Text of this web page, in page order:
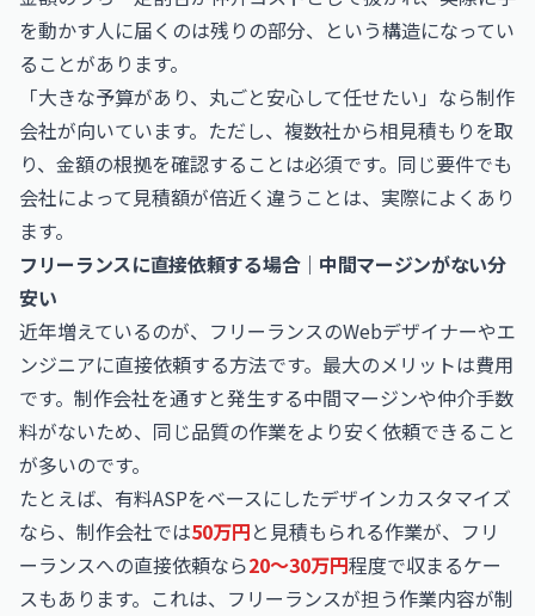
を動かす人に届くのは残りの部分、という構造になってい
ることがあります。
「大きな予算があり、丸ごと安心して任せたい」なら制作
会社が向いています。ただし、複数社から相見積もりを取
り、金額の根拠を確認することは必須です。同じ要件でも
会社によって見積額が倍近く違うことは、実際によくあり
ます。
フリーランスに直接依頼する場合｜中間マージンがない分
安い
近年増えているのが、フリーランスのWebデザイナーやエ
ンジニアに直接依頼する方法です。最大のメリットは費用
です。制作会社を通すと発生する中間マージンや仲介手数
料がないため、同じ品質の作業をより安く依頼できること
が多いのです。
たとえば、有料ASPをベースにしたデザインカスタマイズ
なら、制作会社では50万円と見積もられる作業が、フリ
ーランスへの直接依頼なら20〜30万円程度で収まるケー
スもあります。これは、フリーランスが担う作業内容が制